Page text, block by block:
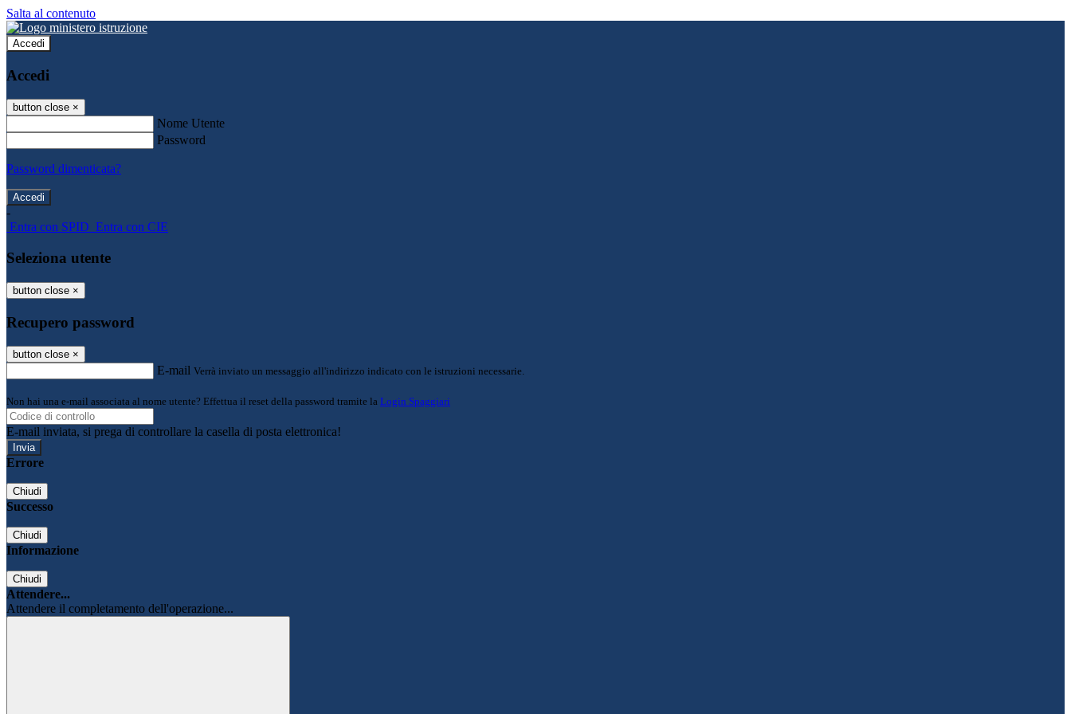
Salta al contenuto
Accedi
Accedi
button close ×
Nome Utente
Password
Password dimenticata?
-
Entra con SPID Entra con CIE
Seleziona utente
button close ×
Recupero password
button close ×
E-mail Verrà inviato un messaggio all'indirizzo indicato con le istruzioni necessarie.
Non hai una e-mail associata al nome utente? Effettua il reset della password tramite la Login Spaggiari
E-mail inviata, si prega di controllare la casella di posta elettronica!
Errore
Chiudi
Successo
Chiudi
Informazione
Chiudi
Attendere...
Attendere il completamento dell'operazione...